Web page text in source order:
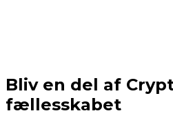
Bliv en del af
fællesskabet